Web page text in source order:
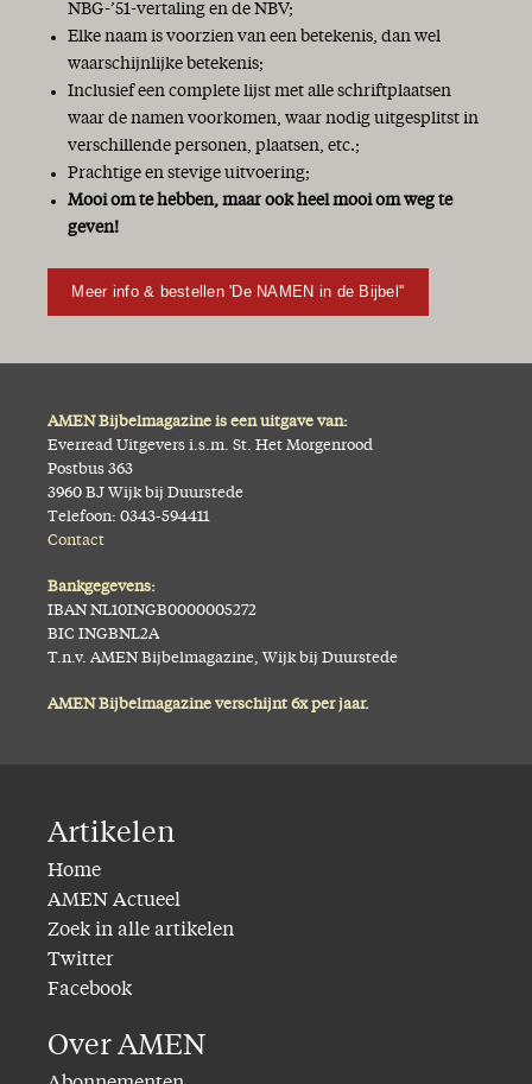
NBG-’51-vertaling en de NBV;
Elke naam is voorzien van een betekenis, dan wel
waarschijnlijke betekenis;
Inclusief een complete lijst met alle schriftplaatsen
waar de namen voorkomen, waar nodig uitgesplitst in
verschillende personen, plaatsen, etc.;
Prachtige en stevige uitvoering;
Mooi om te hebben, maar ook heel mooi om weg te
geven!
Meer info & bestellen 'De NAMEN in de Bijbel''
AMEN Bijbelmagazine is een uitgave van:
Everread Uitgevers i.s.m. St. Het Morgenrood
Postbus 363
3960 BJ Wijk bij Duurstede
Telefoon: 0343-594411
Contact
Bankgegevens:
IBAN NL10INGB0000005272
BIC INGBNL2A
T.n.v. AMEN Bijbelmagazine, Wijk bij Duurstede
AMEN Bijbelmagazine verschijnt 6x per jaar.
Artikelen
Home
AMEN Actueel
Zoek in alle artikelen
Twitter
Facebook
Over AMEN